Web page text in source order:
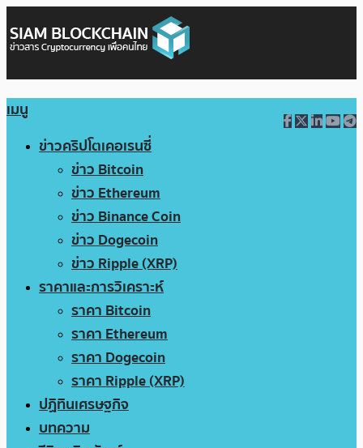
เมนู
ข่าวคริปโตเคอเรนซี่
ข่าว Bitcoin
ข่าว Ethereum
ข่าว Binance Coin
ข่าว Dogecoin
ข่าว Ripple (XRP)
ราคาและการวิเคราะห์
ราคา Bitcoin
ราคา Ethereum
ราคา Dogecoin
ราคา Ripple (XRP)
ปฏิทินเศรษฐกิจ
บทความ